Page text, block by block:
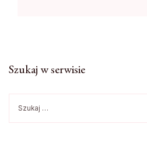
Szukaj w serwisie